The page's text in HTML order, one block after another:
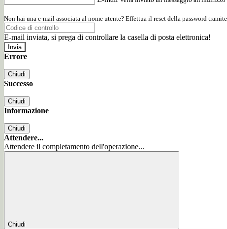
Non hai una e-mail associata al nome utente? Effettua il reset della password
E-mail inviata, si prega di controllare la casella di posta elettronica!
Errore
Chiudi
Successo
Chiudi
Informazione
Chiudi
Attendere...
Attendere il completamento dell'operazione...
Chiudi